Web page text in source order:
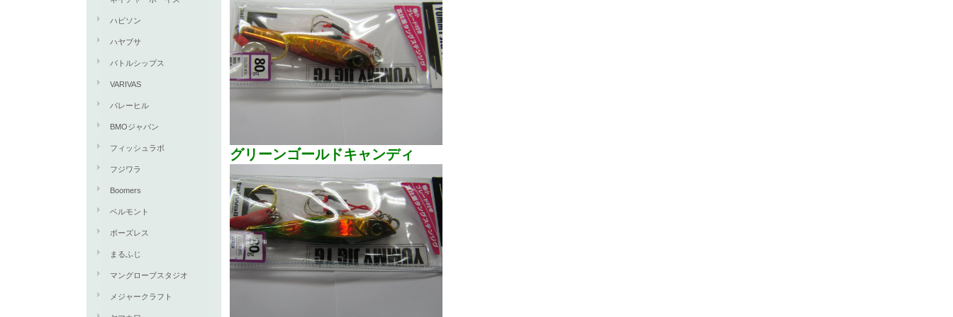
ハピソン
ハヤブサ
バトルシップス
VARIVAS
バレーヒル
BMOジャパン
フィッシュラボ
フジワラ
Boomers
ベルモント
ボーズレス
まるふじ
マングローブスタジオ
メジャークラフト
グリーンゴールドキャンディ